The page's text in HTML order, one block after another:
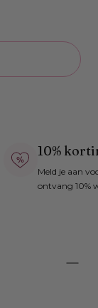
10%
Meld je aan
ontvang 10%